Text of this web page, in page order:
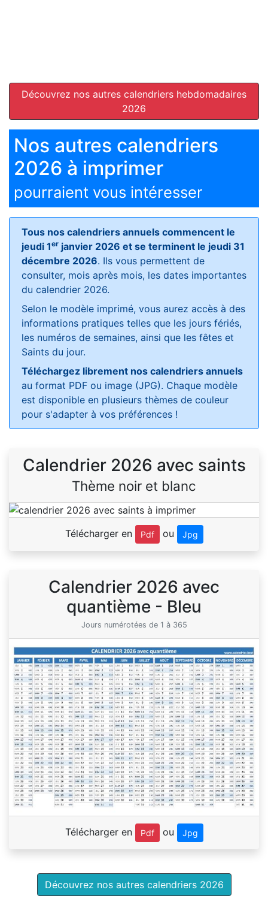
Découvrez nos autres calendriers hebdomadaires
2026
Nos autres calendriers
2026 à imprimer
pourraient vous intéresser
Tous nos calendriers annuels commencent le
jeudi 1er janvier 2026 et se terminent le jeudi 31
décembre 2026. Ils vous permettent de
consulter, mois après mois, les dates importantes
du calendrier 2026.
Selon le modèle imprimé, vous aurez accès à des
informations pratiques telles que les jours fériés,
les numéros de semaines, ainsi que les fêtes et
Saints du jour.
Téléchargez librement nos calendriers annuels
au format PDF ou image (JPG). Chaque modèle
est disponible en plusieurs thèmes de couleur
pour s'adapter à vos préférences !
Calendrier 2026 avec saints
Thème noir et blanc
Télécharger en Pdf ou Jpg
Calendrier 2026 avec
quantième - Bleu
Jours numérotées de 1 à 365
Télécharger en Pdf ou Jpg
Découvrez nos autres calendriers 2026